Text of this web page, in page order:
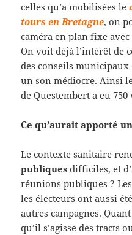
celles qu’a mobilisées le
tours en Bretagne, on
caméra en plan fixe
On voit déjà l’intérêt de
des conseils
un son médiocre. Ainsi
de Questembert a eu 750
Ce qu’aurait apporté
Le contexte sanitaire
publiquesdifficiles, et
réunions publiques ?
les électeurs ont aussi
autres campagnes.
qu’il s’agisse des tracts